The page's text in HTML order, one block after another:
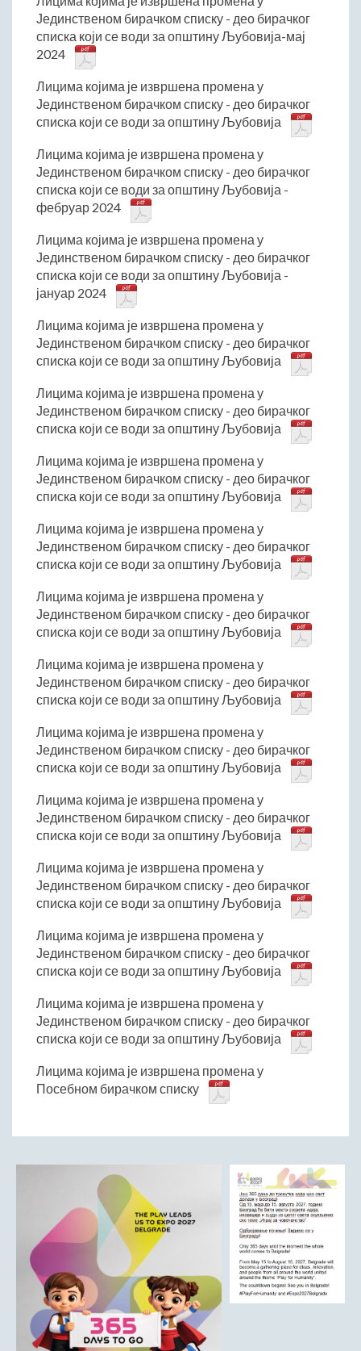
Јединственом бирачком списку - део бирачког
списка који се води за општину Љубовија-мај
2024
Лицима којима је извршена промена у
Јединственом бирачком списку - део бирачког
списка који се води за општину Љубовија
Лицима којима је извршена промена у
Јединственом бирачком списку - део бирачког
списка који се води за општину Љубовија -
фебруар 2024
Лицима којима је извршена промена у
Јединственом бирачком списку - део бирачког
списка који се води за општину Љубовија -
јануар 2024
Лицима којима је извршена промена у
Јединственом бирачком списку - део бирачког
списка који се води за општину Љубовија
Лицима којима је извршена промена у
Јединственом бирачком списку - део бирачког
списка који се води за општину Љубовија
Лицима којима је извршена промена у
Јединственом бирачком списку - део бирачког
списка који се води за општину Љубовија
Лицима којима је извршена промена у
Јединственом бирачком списку - део бирачког
списка који се води за општину Љубовија
Лицима којима је извршена промена у
Јединственом бирачком списку - део бирачког
списка који се води за општину Љубовија
Лицима којима је извршена промена у
Јединственом бирачком списку - део бирачког
списка који се води за општину Љубовија
Лицима којима је извршена промена у
Јединственом бирачком списку - део бирачког
списка који се води за општину Љубовија
Лицима којима је извршена промена у
Јединственом бирачком списку - део бирачког
списка који се води за општину Љубовија
Лицима којима је извршена промена у
Јединственом бирачком списку - део бирачког
списка који се води за општину Љубовија
Лицима којима је извршена промена у
Јединственом бирачком списку - део бирачког
списка који се води за општину Љубовија
Лицима којима је извршена промена у
Јединственом бирачком списку - део бирачког
списка који се води за општину Љубовија
Лицима којима је извршена промена у
Посебном бирачком списку